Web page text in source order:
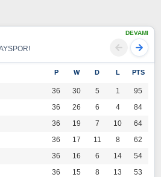
DEVAMI
P W D L PTS
36 30 5 1
95
36 26 6 4
84
36 19 7 10
64
36 17 11 8
62
36 16 6 14
54
36 15 8 13
53